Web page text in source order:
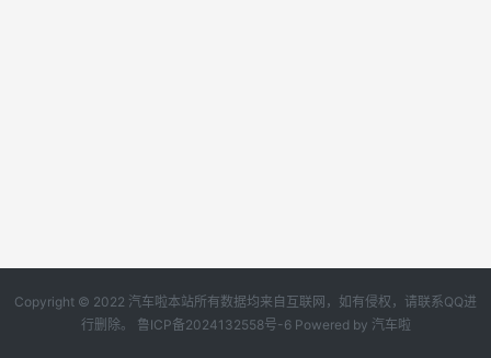
Copyright © 2022 汽车啦本站所有数据均来自互联网，如有侵权，请联系QQ进
行删除。 鲁ICP备2024132558号-6Powered by 汽车啦